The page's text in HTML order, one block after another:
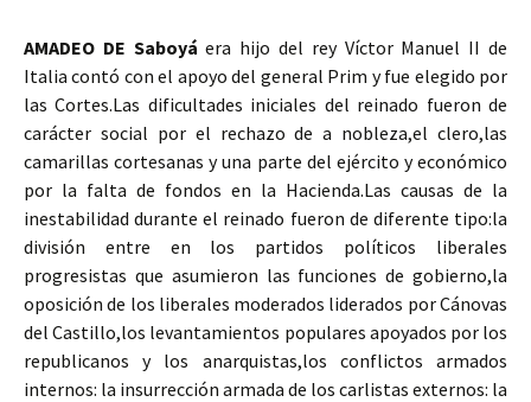
AMADEO DE Saboyáera hijo del rey Víctor Manuel II de
Italia contó con el apoyo del general Prim y fue elegido por
las Cortes.Las dificultades iniciales del reinado fueron de
carácter social por el rechazo de a nobleza,el clero,las
camarillas cortesanas y una parte del ejército y económico
por la falta de fondos en la Hacienda.Las causas de la
inestabilidad durante el reinado fueron de diferente tipo:la
división entre en los partidos políticos liberales
progresistas que asumieron las funciones de gobierno,la
oposición de los liberales moderados liderados por Cánovas
del Castillo,los levantamientos populares apoyados por los
republicanos y los anarquistas,los conflictos armados
internos: la insurrección armada de los carlistas externos: la